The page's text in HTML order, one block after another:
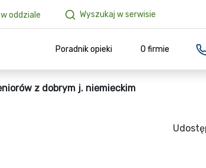
oddziale Wyszukaj w serwisie
Poradnik opieki O firmie
z dobrym j. niemieckim